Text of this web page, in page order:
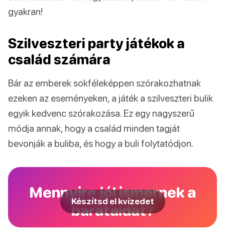
gyakran!
Szilveszteri party játékok a
család számára
Bár az emberek sokféleképpen szórakozhatnak
ezeken az eseményeken, a játék a szilveszteri bulik
egyik kedvenc szórakozása. Ez egy nagyszerű
módja annak, hogy a család minden tagját
bevonják a buliba, és hogy a buli folytatódjon.
Mennyire jól ismernek a
barátaidat?
Készítsd el kvízedet